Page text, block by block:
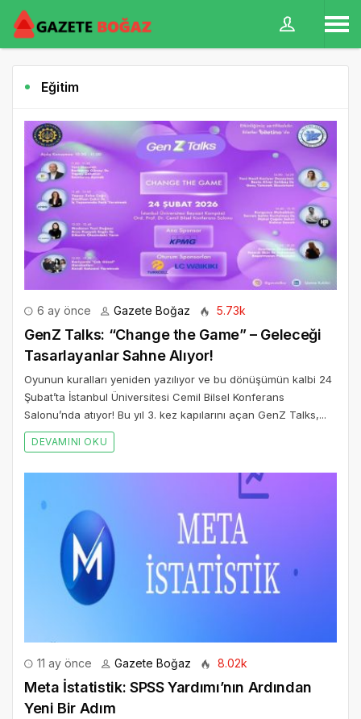
Eğitim
6 ay önce Gazete Boğaz 5.73k
GenZ Talks: “Change the Game” – Geleceği
Tasarlayanlar Sahne Alıyor!
Oyunun kuralları yeniden yazılıyor ve bu dönüşümün kalbi 24
Şubat’ta İstanbul Üniversitesi Cemil Bilsel Konferans
Salonu’nda atıyor! Bu yıl 3. kez kapılarını açan GenZ Talks,...
DEVAMINI OKU
11 ay önce Gazete Boğaz 8.02k
Meta İstatistik: SPSS Yardımı’nın Ardından
Yeni Bir Adım